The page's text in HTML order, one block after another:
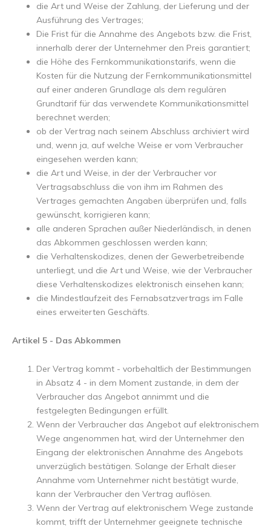
die Art und Weise der Zahlung, der Lieferung und der
Ausführung des Vertrages;
Die Frist für die Annahme des Angebots bzw. die Frist,
innerhalb derer der Unternehmer den Preis garantiert;
die Höhe des Fernkommunikationstarifs, wenn die
Kosten für die Nutzung der Fernkommunikationsmittel
auf einer anderen Grundlage als dem regulären
Grundtarif für das verwendete Kommunikationsmittel
berechnet werden;
ob der Vertrag nach seinem Abschluss archiviert wird
und, wenn ja, auf welche Weise er vom Verbraucher
eingesehen werden kann;
die Art und Weise, in der der Verbraucher vor
Vertragsabschluss die von ihm im Rahmen des
Vertrages gemachten Angaben überprüfen und, falls
gewünscht, korrigieren kann;
alle anderen Sprachen außer Niederländisch, in denen
das Abkommen geschlossen werden kann;
die Verhaltenskodizes, denen der Gewerbetreibende
unterliegt, und die Art und Weise, wie der Verbraucher
diese Verhaltenskodizes elektronisch einsehen kann;
die Mindestlaufzeit des Fernabsatzvertrags im Falle
eines erweiterten Geschäfts.
Artikel 5 - Das Abkommen
Der Vertrag kommt - vorbehaltlich der Bestimmungen
in Absatz 4 - in dem Moment zustande, in dem der
Verbraucher das Angebot annimmt und die
festgelegten Bedingungen erfüllt.
Wenn der Verbraucher das Angebot auf elektronischem
Wege angenommen hat, wird der Unternehmer den
Eingang der elektronischen Annahme des Angebots
unverzüglich bestätigen. Solange der Erhalt dieser
Annahme vom Unternehmer nicht bestätigt wurde,
kann der Verbraucher den Vertrag auflösen.
Wenn der Vertrag auf elektronischem Wege zustande
kommt, trifft der Unternehmer geeignete technische